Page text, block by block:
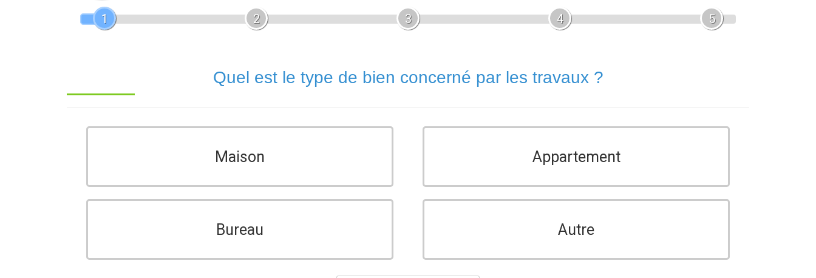
1
2 3 4 5
Quel est le type de bien concerné par les travaux ?
Maison Appartement
Bureau Autre